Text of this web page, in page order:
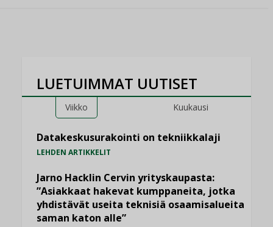
LUETUIMMAT UUTISET
Viikko Kuukausi
Datakeskusurakointi on tekniikkalaji
LEHDEN ARTIKKELIT
Jarno Hacklin Cervin yrityskaupasta:
”Asiakkaat hakevat kumppaneita, jotka
yhdistävät useita teknisiä osaamisalueita
saman katon alle”